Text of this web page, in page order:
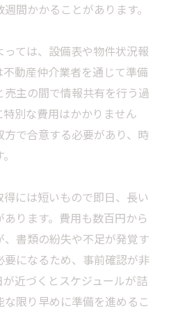
間かかることがあります。
ては、設備表や物件状況報
動産仲介業者を通じて準備
主の間で情報共有を行う過
別な費用はかかりません
で合意する必要があり、時
には短いもので即日、長い
ります。費用も数百円から
書類の紛失や不足が発覚す
になるため、事前確認が非
近づくとスケジュールが詰
限り早めに準備を進めるこ